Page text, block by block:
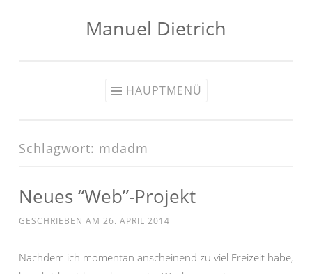
Manuel Dietrich
HAUPTMENÜ
Schlagwort: mdadm
Neues “Web”-Projekt
GESCHRIEBEN AM 26. APRIL 2014
Nachdem ich momentan anscheinend zu viel Freizeit habe,